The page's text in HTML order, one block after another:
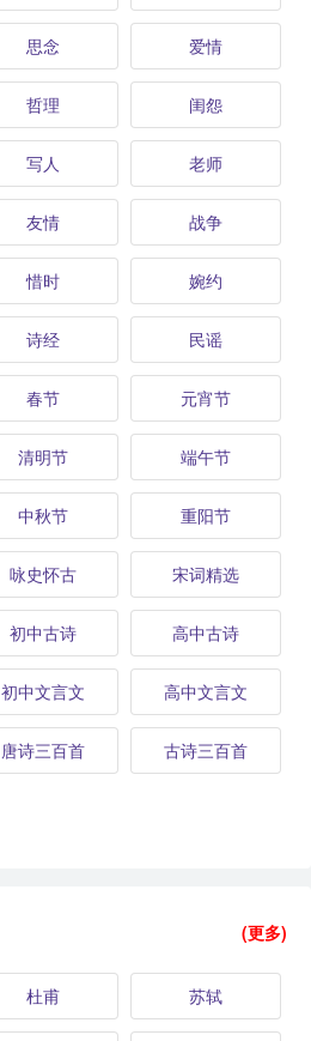
思念 爱情
哲理 闺怨
写人 老师
友情 战争
惜时 婉约
诗经 民谣
春节 元宵节
清明节 端午节
中秋节 重阳节
咏史怀古 宋词精选
初中古诗 高中古诗
初中文言文 高中文言文
唐诗三百首 古诗三百首
(更多)
杜甫 苏轼